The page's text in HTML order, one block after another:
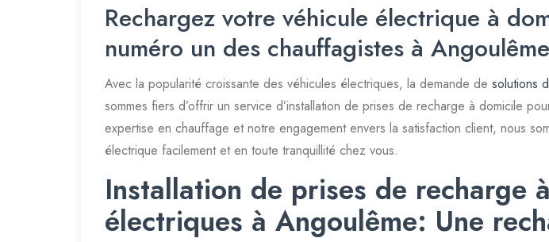
Rechargez votre véhicule électrique à
numéro un des chauffagistes à Angoulême
Avec la popularité croissante des véhicules électriques, la demande de solutions
sommes fiers d’offrir un service d’installation de prises de recharge à domicile
expertise en chauffage et notre engagement envers la satisfaction client, nous
électrique facilement et en toute tranquillité chez vous.
Installation de prises de recharge
électriques à Angoulême: Une